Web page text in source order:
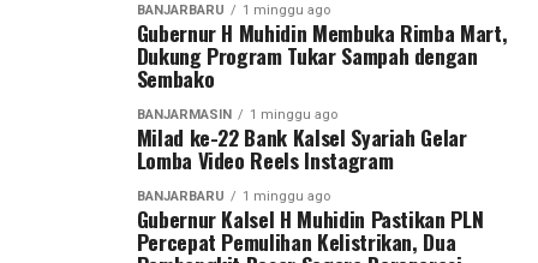
sekitar satu tahun, diperlukan wadah kompetisi yang
mampu menjaring talenta-talenta muda terbaik.
“Karena kita baru berdiri sekitar satu tahun dan
memiliki dua wilayah, yaitu Kalimantan Tengah dan
Kalimantan Selatan. Oleh karena itu, kami menggelar
turnamen sepak bola ini untuk mencari bibit-bibit anak
muda dari kedua provinsi tersebut,” ujar Pangdam Zainal
BANJARBARU 1 minggu ago
Gubernur H Muhidin Membuka Rimba Mart,
Dukung Program Tukar Sampah dengan
Sembako
BANJARMASIN 1 minggu ago
Milad ke-22 Bank Kalsel Syariah Gelar
Lomba Video Reels Instagram
BANJARBARU 1 minggu ago
Gubernur Kalsel H Muhidin Pastikan PLN
Percepat Pemulihan Kelistrikan, Dua